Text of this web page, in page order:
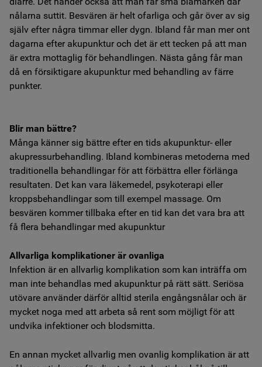
nålarna suttit. Besvären är helt ofarliga och går över av sig
själv efter några timmar eller dygn. Ibland får man mer ont
dagarna efter akupunktur och det är ett tecken på att man
är extra mottaglig för behandlingen. Nästa gång får man
då en försiktigare akupunktur med behandling av färre
punkter.
Blir man bättre?
Många känner sig bättre efter en tids akupunktur- eller
akupressurbehandling. Ibland kombineras metoderna med
traditionella behandlingar för att förbättra eller förlänga
resultaten. Det kan vara läkemedel, psykoterapi eller
kroppsbehandlingar som till exempel massage. Om
besvären kommer tillbaka efter en tid kan det vara bra att
få flera behandlingar med akupunktur
Allvarliga komplikationer är ovanliga
Infektion är en allvarlig komplikation som kan inträffa om
man inte behandlas med akupunktur på rätt sätt. Seriösa
utövare använder därför alltid sterila engångsnålar och är
mycket noga med att arbeta så rent som möjligt för att
undvika infektioner och blodsmitta.
En annan mycket allvarlig men ovanlig komplikation är att